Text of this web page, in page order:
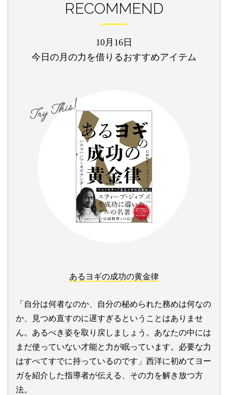
RECOMMEND
10月16日
今日の月の力を借りるおすすめアイテム
あるヨギの成功の黄金律
「自分は何者なのか、自分の秘められた務めは何なの
か、見つめ直すのに遅すぎるということはありませ
ん。あるべき姿を取り戻しましょう。あなたの中には
まだ使っていない才能と力が眠っています。必要な力
はすべてすでに持っているのです」西洋に初めてヨー
ガを紹介した指導者が伝える、その力を解き放つ方
法。